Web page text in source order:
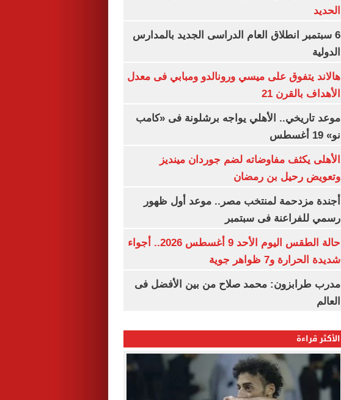
الحديد
6 سبتمبر انطلاق العام الدراسى الجديد بالمدارس
الدولية
هالاند يتفوق على ميسي ورونالدو ومبابي فى معدل
الأهداف بالقرن 21
موعد تاريخي.. الأهلي يواجه برشلونة فى «كامب
نو» 19 أغسطس
الأهلى يكثف مفاوضاته لضم جوردان مينديز
وتعويض رحيل بن رمضان
أجندة مزدحمة لمنتخب مصر.. موعد أول ظهور
رسمي للفراعنة فى سبتمبر
حالة الطقس اليوم الأحد 9 أغسطس 2026.. أجواء
شديدة الحرارة و7 ظواهر جوية
مدرب طرابزون: محمد صلاح من بين الأفضل فى
العالم
الأكثر قراءة